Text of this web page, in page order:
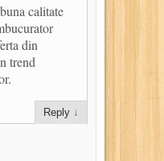
calitate
din
trend
Reply ↓